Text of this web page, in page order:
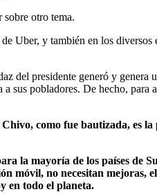
otro tema.
Uber, y también en los
del presidente generó y
pobladores. De hecho, para
como fue bautizada, es
la mayoría de los países de
móvil, no necesitan mejoras,
en todo el planeta.